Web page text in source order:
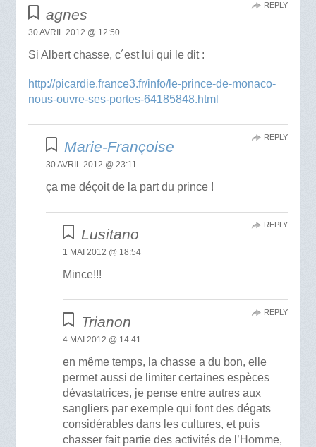
agnes
30 AVRIL 2012 @ 12:50
Si Albert chasse, c´est lui qui le dit :
http://picardie.france3.fr/info/le-prince-de-monaco-
nous-ouvre-ses-portes-64185848.html
REPLY
Marie-Françoise
30 AVRIL 2012 @ 23:11
ça me déçoit de la part du prince !
REPLY
Lusitano
1 MAI 2012 @ 18:54
Mince!!!
REPLY
Trianon
4 MAI 2012 @ 14:41
en même temps, la chasse a du bon, elle
permet aussi de limiter certaines espèces
dévastatrices, je pense entre autres aux
sangliers par exemple qui font des dégats
considérables dans les cultures, et puis
chasser fait partie des activités de l’Homme,
REPLY